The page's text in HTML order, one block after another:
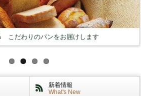
こだわりのパンをお届けします
新着情報
What's New